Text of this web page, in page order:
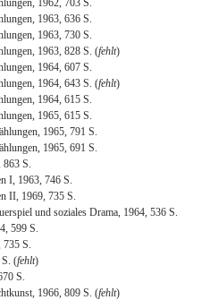
1963, 636 S.
1963, 730 S.
1963, 828 S. (fehlt)
1964, 607 S.
1964, 643 S. (fehlt)
1964, 615 S.
1965, 615 S.
1965, 791 S.
1965, 691 S.
S.
I, 1963, 746 S.
II, 1969, 735 S.
und soziales Drama, 1964, 536 S.
599 S.
S.
(fehlt)
S.
1966, 809 S. (fehlt)